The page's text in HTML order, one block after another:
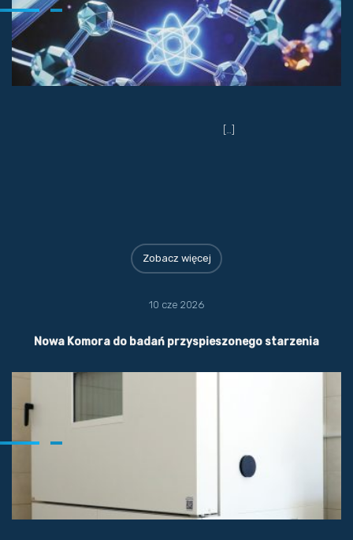
[…]
Zobacz więcej
10 cze 2026
Nowa Komora do badań przyspieszonego starzenia